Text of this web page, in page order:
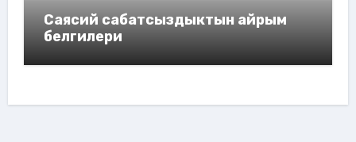
Саясий сабатсыздыктын айрым
белгилери